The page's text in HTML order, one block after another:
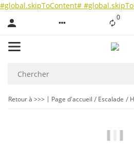
#global.skipToContent#
0Liste
Retour à >>> Page d'accueil Escalade